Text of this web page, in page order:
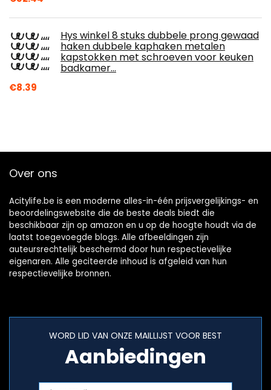
Hys winkel 8 stuks dubbele prong gewaad
haken dubbele kaphaken metalen
kapstokken met schroeven voor keuken
badkamer…
€8.39
Over ons
Acitylife.be is een moderne alles-in-één prijsvergelijkings- en
beoordelingswebsite die de beste deals biedt die
beschikbaar zijn op amazon en u op de hoogte houdt via de
laatst toegevoegde blogs. Alle afbeeldingen zijn
auteursrechtelijk beschermd door hun respectievelijke
eigenaren. Alle geciteerde inhoud is afgeleid van hun
respectievelijke bronnen.
WORD LID VAN ONZE MAILLIJST VOOR BEST
Aanbiedingen